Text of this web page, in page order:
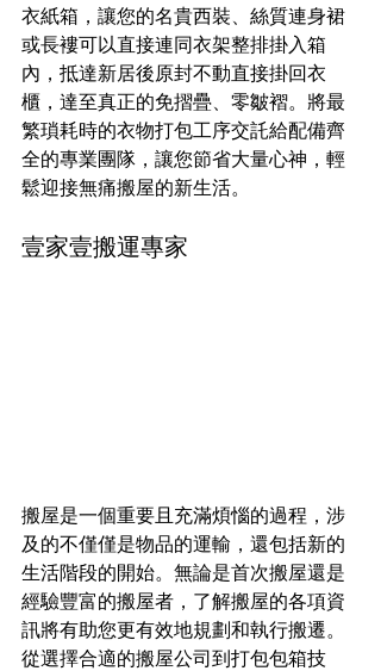
衣紙箱，讓您的名貴西裝、絲質連身裙
或長褸可以直接連同衣架整排掛入箱
內，抵達新居後原封不動直接掛回衣
櫃，達至真正的免摺疊、零皺褶。將最
繁瑣耗時的衣物打包工序交託給配備齊
全的專業團隊，讓您節省大量心神，輕
鬆迎接無痛搬屋的新生活。
壹家壹搬運專家
搬屋是一個重要且充滿煩惱的過程，涉
及的不僅僅是物品的運輸，還包括新的
生活階段的開始。無論是首次搬屋還是
經驗豐富的搬屋者，了解搬屋的各項資
訊將有助您更有效地規劃和執行搬遷。
從選擇合適的搬屋公司到打包包箱技